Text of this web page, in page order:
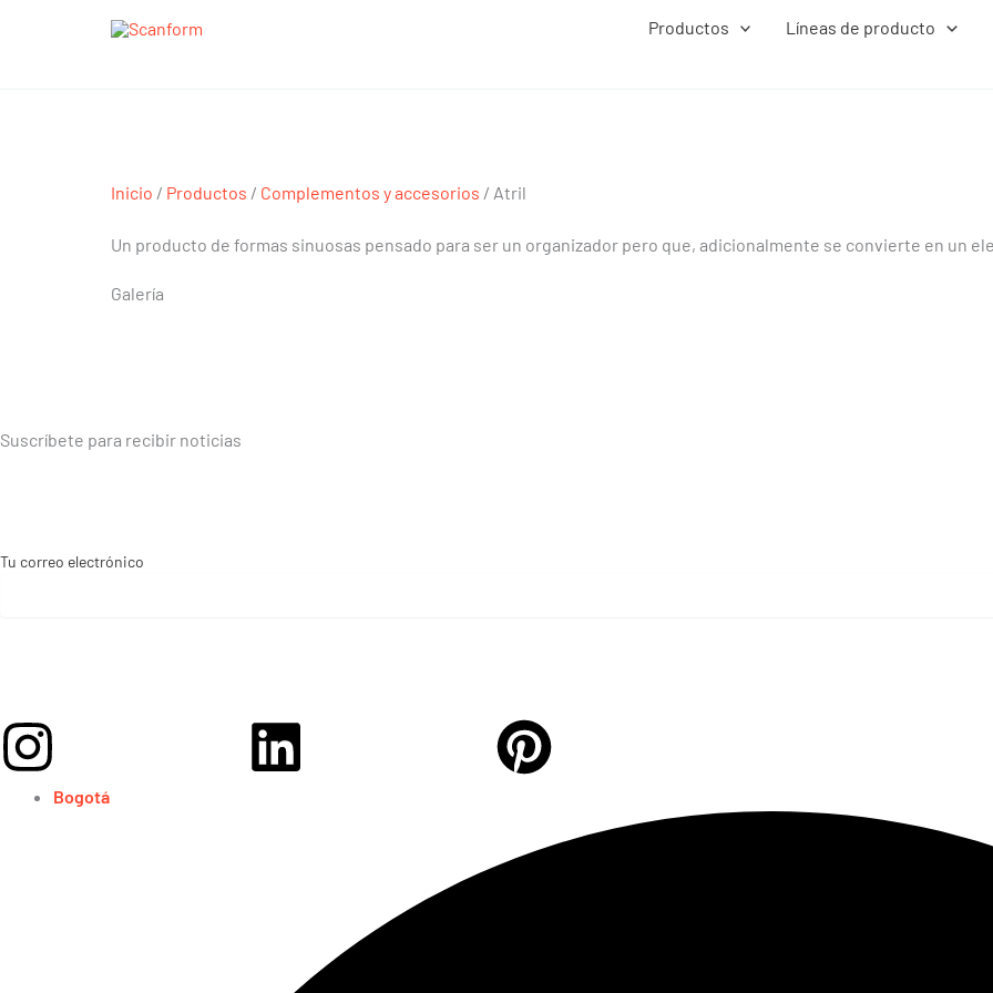
Productos Líneas de producto
Inicio / Productos / Complementos y accesorios / Atril
Un producto de formas sinuosas pensado para ser un organizador pero que, adicionalmente se convierte en un
Galería
Suscríbete para recibir noticias
Tu correo electrónico
InstagramLinkedin Pinterest
Bogotá